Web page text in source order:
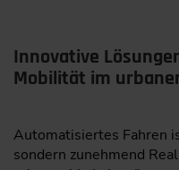
Innovative
Mobilität im
Automatisiertes Fahren
sondern zunehmend